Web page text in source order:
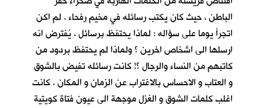
الباطن ، حيث كان يكتب رسائله في مخيم رفحاء . لم اكن
اتجرأ يوما على سؤاله : لماذا يحتفظ برسائل ، يُفترض انه
ارسلها الى اشخاص اخرين ؟ ولماذا لم يحتفظ بردود من
كاتبهم من النساء والرجال ؟! كانت رسائله تفيض بالشوق
و العتاب و الاحساس بالاغتراب عن الزمان و المكان . كانت
اغلب كلمات الشوق و الغزل موجهة الى عيون فتاة كويتية